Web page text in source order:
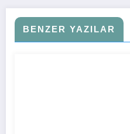
BENZER YAZILAR